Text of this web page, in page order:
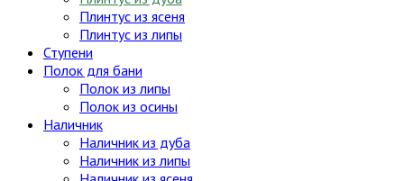
Плинтус из ясеня
Плинтус из липы
Ступени
Полок для бани
Полок из липы
Полок из осины
Наличник
Наличник из дуба
Наличник из липы